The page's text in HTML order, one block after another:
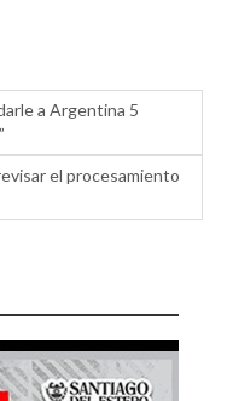
a Argentina 5
el procesamiento